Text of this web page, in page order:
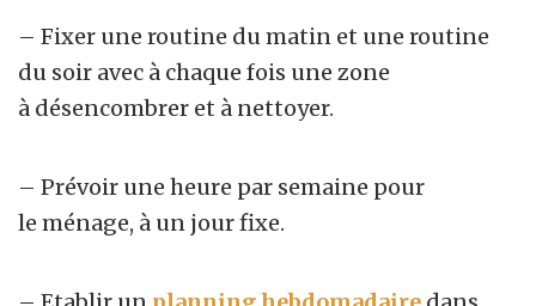
– Fixer une routine du matin et une routine
du soir avec à chaque fois une zone
à désencombrer et à nettoyer.
– Prévoir une heure par semaine pour
le ménage, à un jour fixe.